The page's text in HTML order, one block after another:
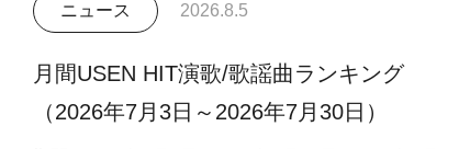
ニュース 2026.8.5
月間USEN HIT演歌/歌謡曲ランキング
（2026年7月3日～2026年7月30日）